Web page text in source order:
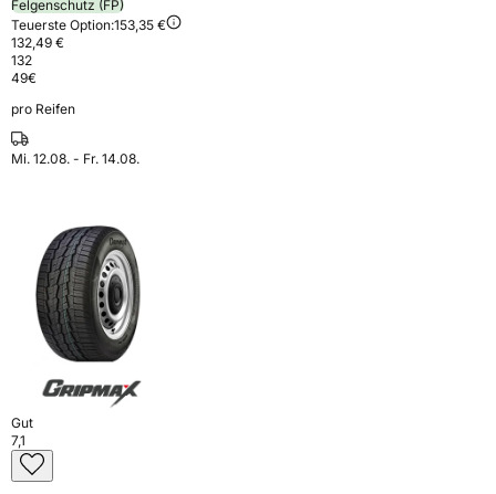
Felgenschutz (FP)
Teuerste Option:153,35 €
132,49 €
132
49€
pro Reifen
Mi. 12.08. - Fr. 14.08.
Gut
7,1